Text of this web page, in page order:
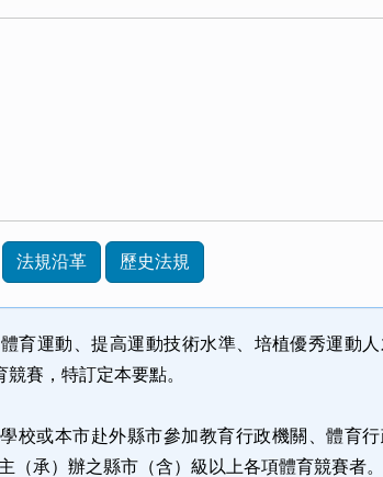
法規沿革 歷史法規
育運動、提高運動技術水準、培植優秀運動
賽，特訂定本要點。
校或本市赴外縣市參加教育行政機關 、體育行
（承）辦之縣市（含）級以上各項體育競賽者。